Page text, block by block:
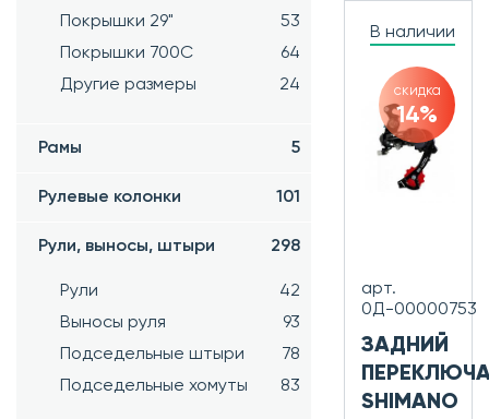
Покрышки 29"
53
Покрышки 700C
64
Другие размеры
24
Рамы 5
Рулевые колонки 101
Рули, выносы, штыри 298
Рули
42
Выносы руля
93
Подседельные штыри
78
Подседельные хомуты
83
В наличии
скидка
14%
арт.
0Д-00000753
ЗАДНИЙ
SHIMANO